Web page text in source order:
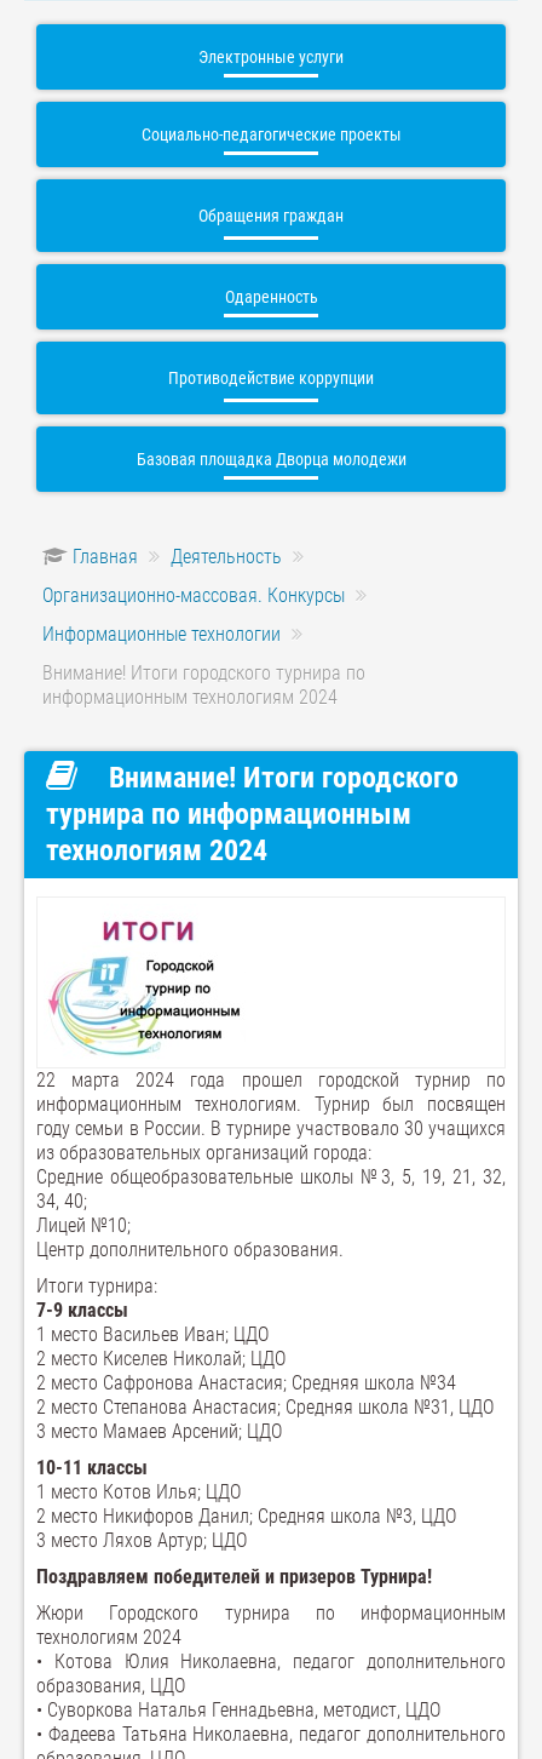
Электронные услуги
Социально-педагогические проекты
Обращения граждан
Одаренность
Противодействие коррупции
Базовая площадка Дворца молодежи
Главная
Деятельность
Организационно-массовая. Конкурсы
Информационные технологии
Внимание! Итоги городского турнира по
информационным технологиям 2024
Внимание! Итоги городского
турнира по информационным
технологиям 2024
22 марта 2024 года прошел городской турнир по
информационным технологиям. Турнир был посвящен
году семьи в России. В турнире участвовало 30 учащихся
из образовательных организаций города:
Средние общеобразовательные школы №3, 5, 19, 21, 32,
34, 40;
Лицей №10;
Центр дополнительного образования.
Итоги турнира:
7-9 классы
1 место Васильев Иван; ЦДО
2 место Киселев Николай; ЦДО
2 место Сафронова Анастасия; Средняя школа №34
2 место Степанова Анастасия; Средняя школа №31, ЦДО
3 место Мамаев Арсений; ЦДО
10-11 классы
1 место Котов Илья; ЦДО
2 место Никифоров Данил; Средняя школа №3, ЦДО
3 место Ляхов Артур; ЦДО
Поздравляем победителей и призеров Турнира!
Жюри Городского турнира по информационным
технологиям 2024
• Котова Юлия Николаевна, педагог дополнительного
образования, ЦДО
• Суворкова Наталья Геннадьевна, методист, ЦДО
• Фадеева Татьяна Николаевна, педагог дополнительного